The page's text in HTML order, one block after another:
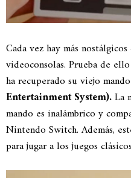
Cada vez hay más
videoconsolas. Prueba de
ha recuperado su viejo
Entertainment System).La
mando es inalámbrico y
Nintendo Switch. Además,
para jugar a los juegos